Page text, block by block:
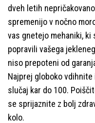
dveh letih
spremenijo v nočno
vas gnetejo mehaniki, ki
popravili vašega
niso prepoteni od
Najprej globoko
slučaj kar do 100.
se sprijaznite z bolj
kolo.